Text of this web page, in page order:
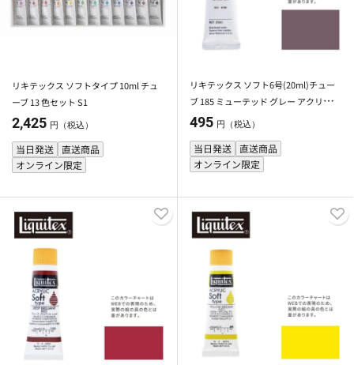
リキテックス ソフトタイプ 10ml チュ
ーブ 13 色セット S1
2,425 円（税込）
当日発送 直送商品
オンライン限定
リキテックス ソフト6号(20ml)チュー
ブ 185 ミューテッド グレー アクリル絵
具 Liquitex
495 円（税込）
当日発送
直送商品
オンライン限定